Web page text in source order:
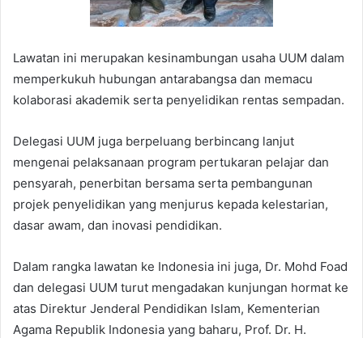
Lawatan ini merupakan kesinambungan usaha UUM dalam
memperkukuh hubungan antarabangsa dan memacu
kolaborasi akademik serta penyelidikan rentas sempadan.
Delegasi UUM juga berpeluang berbincang lanjut
mengenai pelaksanaan program pertukaran pelajar dan
pensyarah, penerbitan bersama serta pembangunan
projek penyelidikan yang menjurus kepada kelestarian,
dasar awam, dan inovasi pendidikan.
Dalam rangka lawatan ke Indonesia ini juga, Dr. Mohd Foad
dan delegasi UUM turut mengadakan kunjungan hormat ke
atas Direktur Jenderal Pendidikan Islam, Kementerian
Agama Republik Indonesia yang baharu, Prof. Dr. H.